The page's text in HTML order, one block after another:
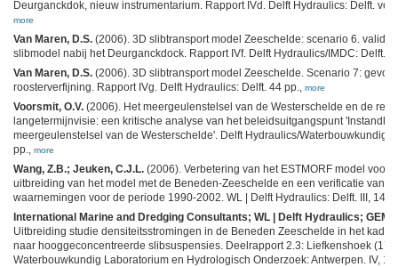
Deurganckdok, nieuw instrumentarium. Rapport IVd. Delft Hydraulics: Delft.
more
Van Maren, D.S. (2006). 3D slibtransport model Zeeschelde: scenario 6.
slibmodel nabij het Deurganckdock. Rapport IVf. Delft Hydraulics/IMDC: Delft.
Van Maren, D.S. (2006). 3D slibtransport model Zeeschelde. Scenario 7:
roosterverfijning. Rapport IVg. Delft Hydraulics: Delft. 44 pp., more
Voorsmit, O.V. (2006). Het meergeulenstelsel van de Westerschelde en de
langetermijnvisie: een kritische analyse van het beleidsuitgangspunt
meergeulenstelsel van de Westerschelde'. Delft Hydraulics/Waterbouwkundig
pp., more
Wang, Z.B.; Jeuken, C.J.L. (2006). Verbetering van het ESTMORF model voor
uitbreiding van het model met de Beneden-Zeeschelde en een verificatie van
waarnemingen voor de periode 1990-2002. WL | Delft Hydraulics: Delft. III, 148
International Marine and Dredging Consultants; WL | Delft Hydraulics;
Uitbreiding studie densiteitsstromingen in de Beneden Zeeschelde in het kader
naar hooggeconcentreerde slibsuspensies. Deelrapport 2.3: Liefkenshoek (17
Waterbouwkundig Laboratorium en Hydrologisch Onderzoek: Antwerpen. IV,